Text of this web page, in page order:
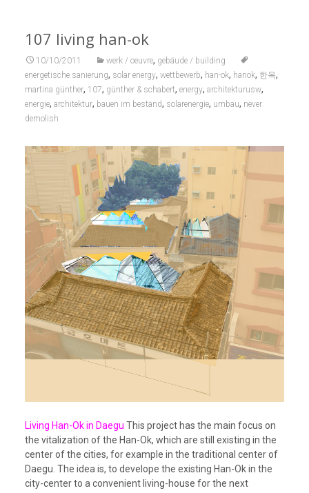
107 living han-ok
10/10/2011 werk / oeuvre, gebäude / building
energetische sanierung, solar energy, wettbewerb, han-ok, hanok, 한옥,
martina günther, 107, günther & schabert, energy, architekturusw,
energie, architektur, bauen im bestand, solarenergie, umbau, never
demolish
Living Han-Ok in Daegu This project has the main focus on
the vitalization of the Han-Ok, which are still existing in the
center of the cities, for example in the traditional center of
Daegu. The idea is, to develope the existing Han-Ok in the
city-center to a convenient living-house for the next